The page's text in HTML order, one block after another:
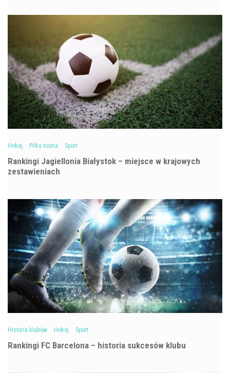
Hokej Piłka nożna Sport
Rankingi Jagiellonia Białystok – miejsce w krajowych
zestawieniach
Historia klubów Hokej Sport
Rankingi FC Barcelona – historia sukcesów klubu